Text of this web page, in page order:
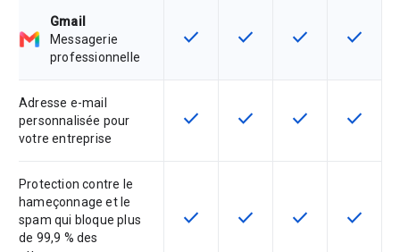
Gmail
Messagerie
professionnelle
Cette fonctionnalité est disponible
check Cette fonctionnalité est
check Cette
check Cette
check
Adresse e-mail
personnalisée pour
votre entreprise
Cette fonctionnalité est disponible
check Cette fonctionnalité est
check Cette
check Cette
check
Protection contre le
hameçonnage et le
spam qui bloque plus
de 99,9 % des
Cette fonctionnalité est disponible
check Cette fonctionnalité est
check Cette
check Cette
check